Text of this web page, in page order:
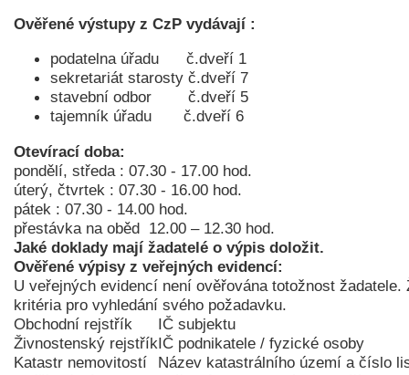
Ověřené výstupy z CzP vydávají :
podatelna úřadu č.dveří 1
sekretariát starosty č.dveří 7
stavební odbor č.dveří 5
tajemník úřadu č.dveří 6
Otevírací doba:
pondělí, středa : 07.30 - 17.00 hod.
úterý, čtvrtek : 07.30 - 16.00 hod.
pátek : 07.30 - 14.00 hod.
přestávka na oběd 12.00 – 12.30 hod.
Jaké doklady mají žadatelé o výpis doložit.
Ověřené výpisy z veřejných evidencí:
U veřejných evidencí není ověřována totožnost
kritéria pro vyhledání svého požadavku.
Obchodní rejstřík
IČ subjektu
Živnostenský rejstříkIČ podnikatele / fyzické osoby
Katastr nemovitostí
Název katastrálního území a číslo